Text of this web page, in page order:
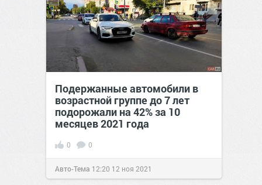
Подержанные автомобили в
возрастной группе до 7 лет
подорожали на 42% за 10
месяцев 2021 года
0 0
Авто-Тема 12:20 12 ноя 2021